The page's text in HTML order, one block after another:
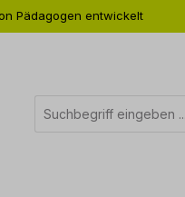
Pädagogen entwickelt